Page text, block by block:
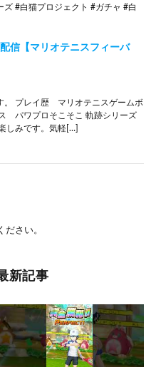
ズ #白猫プロジェクト #ガチャ #白
信【マリオテニスフィーバ
。 プレイ歴 マリオテニスゲームボ
パワプロそこそこ 軌跡シリーズ
みです。気軽[…]
ださい。
新記事